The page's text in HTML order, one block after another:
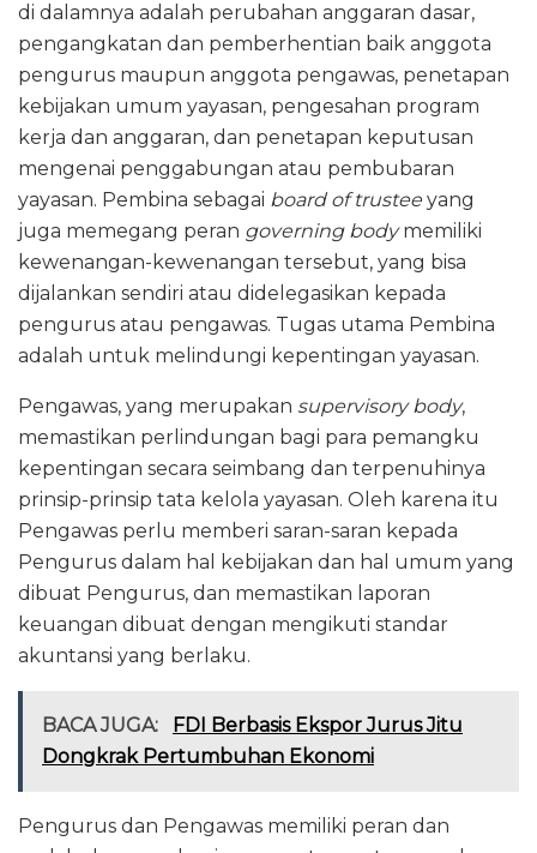
di dalamnya adalah perubahan anggaran dasar,
pengangkatan dan pemberhentian baik anggota
pengurus maupun anggota pengawas, penetapan
kebijakan umum yayasan, pengesahan program
kerja dan anggaran, dan penetapan keputusan
mengenai penggabungan atau pembubaran
yayasan. Pembina sebagai board of trustee yang
juga memegang peran governing bodymemiliki
kewenangan-kewenangan tersebut, yang bisa
dijalankan sendiri atau didelegasikan kepada
pengurus atau pengawas. Tugas utama Pembina
adalah untuk melindungi kepentingan yayasan.
Pengawas, yang merupakan supervisory body,
memastikan perlindungan bagi para pemangku
kepentingan secara seimbang dan terpenuhinya
prinsip-prinsip tata kelola yayasan. Oleh karena itu
Pengawas perlu memberi saran-saran kepada
Pengurus dalam hal kebijakan dan hal umum yang
dibuat Pengurus, dan memastikan laporan
keuangan dibuat dengan mengikuti standar
akuntansi yang berlaku.
BACA JUGA:
FDI Berbasis Ekspor Jurus Jitu
Dongkrak Pertumbuhan Ekonomi
Pengurus dan Pengawas memiliki peran dan